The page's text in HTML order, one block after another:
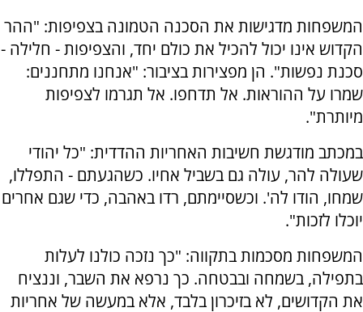
המשפחות מדגישות את הסכנה הטמונה בצפיפות: "ההר
הקדוש אינו יכול להכיל את כולם יחד, והצפיפות - חלילה -
סכנת נפשות". הן מפצירות בציבור: "אנחנו מתחננים:
שמרו על ההוראות. אל תדחפו. אל תגרמו לצפיפות
מיותרת".
במכתב מודגשת חשיבות האחריות ההדדית: "כל יהודי
שעולה להר, עולה גם בשביל אחיו. כשהגעתם - התפללו,
שמחו, הודו לה'. וכשסיימתם, רדו באהבה, כדי שגם אחרים
יוכלו לזכות".
המשפחות מסכמות בתקווה: "כך נזכה כולנו לעלות
בתפילה, בשמחה ובבטחה. כך נרפא את השבר, וננציח
את הקדושים, לא בזיכרון בלבד, אלא במעשה של אחריות